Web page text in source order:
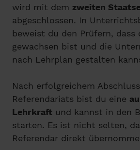
wird mit dem zweiten
abgeschlossen. In
beweist du den Prüfern, dass
gewachsen bist und die
nach Lehrplan gestalten
Nach erfolgreichem
Referendariats bist du eine
Lehrkraft und kannst in den
starten. Es ist nicht selten,
Referendar direkt